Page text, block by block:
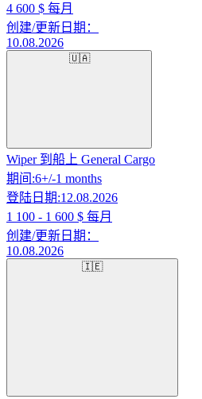
4 600 $ 每月
创建/更新日期：
10.08.2026
🇺🇦
Wiper 到船上 General Cargo
期间:6+/-1 months
登陆日期:12.08.2026
1 100 - 1 600 $ 每月
创建/更新日期：
10.08.2026
🇮🇪